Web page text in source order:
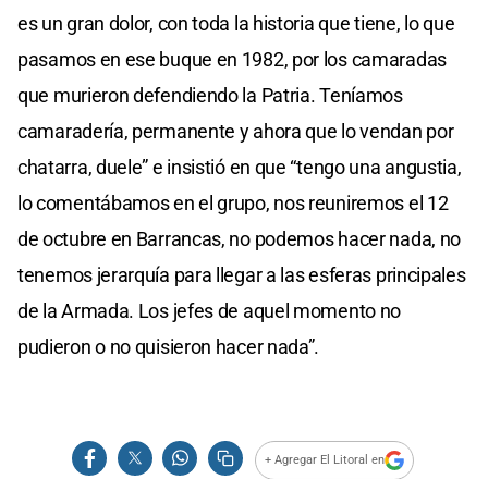
es un gran dolor, con toda la historia que tiene, lo que
pasamos en ese buque en 1982, por los camaradas
que murieron defendiendo la Patria. Teníamos
camaradería, permanente y ahora que lo vendan por
chatarra, duele” e insistió en que “tengo una angustia,
lo comentábamos en el grupo, nos reuniremos el 12
de octubre en Barrancas, no podemos hacer nada, no
tenemos jerarquía para llegar a las esferas principales
de la Armada. Los jefes de aquel momento no
pudieron o no quisieron hacer nada”.
+ Agregar El Litoral en